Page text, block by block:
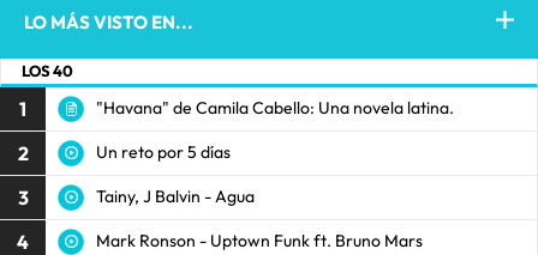
LO MÁS VISTO EN...
LOS 40
1 "Havana" de Camila Cabello: Una novela latina.
2 Un reto por 5 días
3 Tainy, J Balvin - Agua
4 Mark Ronson - Uptown Funk ft. Bruno Mars